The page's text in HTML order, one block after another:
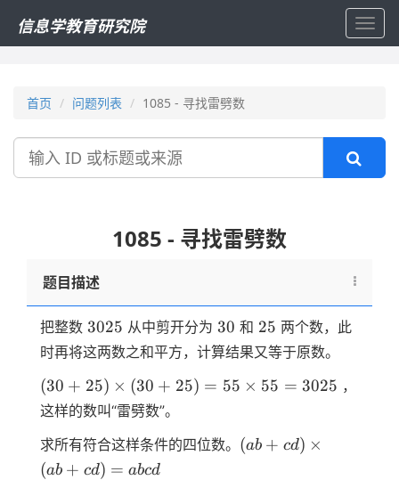
信息学教育研究院
首页 问题列表 1085 - 寻找雷劈数
搜
1085 - 寻找雷劈数
题目描述
把整数 3025
3025 从中剪开分为 30
30 和 25
25 两个数，此
时再将这两数之和平方，计算结果又等于原数。
(30+25)
\times
(30+25)=55
\times
55=3025
(30 + 25) × (30 + 25) = 55 × 55 = 3025 ，
这样的数叫“雷劈数”。
求所有符合这样条件的四位数。 (ab+cd)
(ab + cd) ×
(ab + cd) = abcd